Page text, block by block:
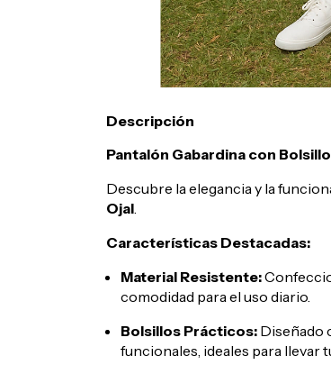
Descripción
Pantalón Gabardina con
Descubre la elegancia y la
Ojal
Características Destacadas:
Material Resistente:
comodidad para el uso diario.
Bolsillos Prácticos: Diseñado
funcionales, ideales para llevar